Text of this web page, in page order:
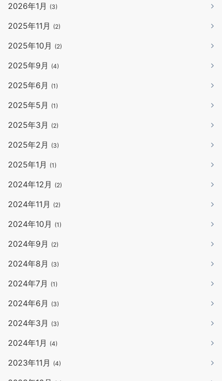
2026年1月 (3)
2025年11月 (2)
2025年10月 (2)
2025年9月 (4)
2025年6月 (1)
2025年5月 (1)
2025年3月 (2)
2025年2月 (3)
2025年1月 (1)
2024年12月 (2)
2024年11月 (2)
2024年10月 (1)
2024年9月 (2)
2024年8月 (3)
2024年7月 (1)
2024年6月 (3)
2024年3月 (3)
2024年1月 (4)
2023年11月 (4)